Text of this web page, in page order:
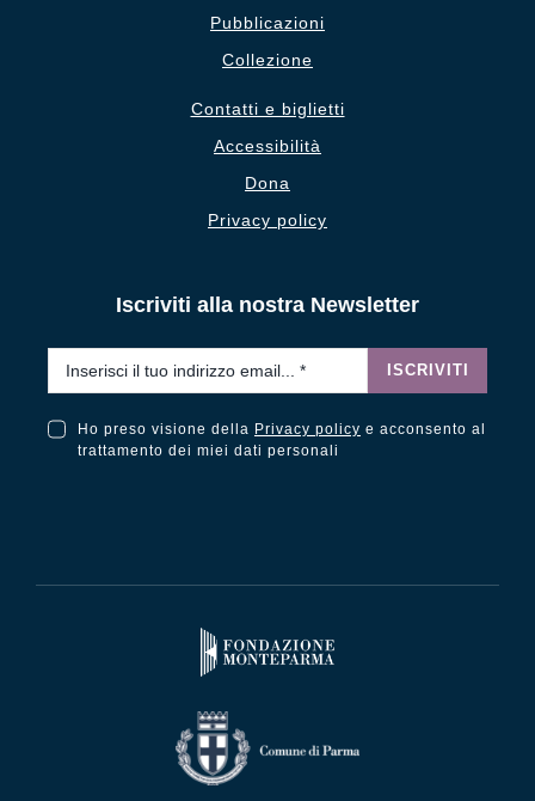
Pubblicazioni
Collezione
Contatti e biglietti
Accessibilità
Dona
Privacy policy
Iscriviti alla nostra Newsletter
ISCRIVITI
Ho preso visione della Privacy policy e acconsento al
trattamento dei miei dati personali